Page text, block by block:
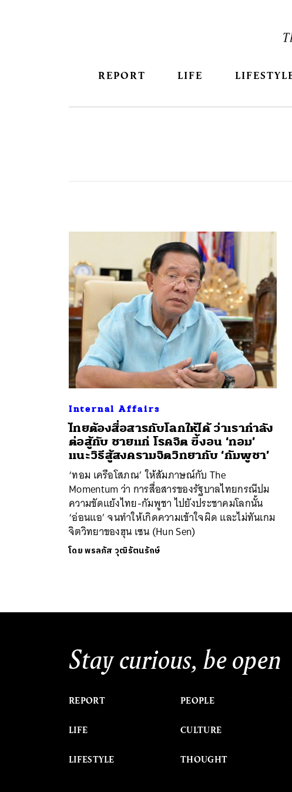
REPORT LIFE
Internal Affairs
ไทยต้องสื่อสารกับโลกให้ได้ ว่าเรากำลัง
ต่อสู้กับ ชายแก่ โรคจิต ขี้งอน ‘ทอม’
แนะวิธีสู้สงครามจิตวิทยากับ ‘กัมพูชา’
‘ทอม เครือโสภณ’ ให้สัมภาษณ์กับ The
Momentum ว่า การสื่อสารของรัฐบาลไทยกรณีปม
ความขัดแย้งไทย-กัมพูชา ไปยังประชาคมโลกนั้น
‘อ่อนแอ’ จนทำให้เกิดความเข้าใจผิด และไม่ทันเกม
จิตวิทยาของฮุน เซน (Hun Sen)
โดยพรลภัส วุฒิรัตนรักษ์
Stay curious, be open
REPORT
LIFE
LIFESTYLE
PEOPLE
CULTURE
THOUGHT